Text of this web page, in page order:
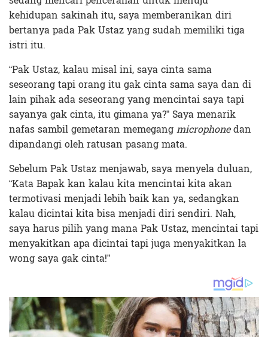
kehidupan sakinah itu, saya memberanikan diri
bertanya pada Pak Ustaz yang sudah memiliki tiga
istri itu.
“Pak Ustaz, kalau misal ini, saya cinta sama
seseorang tapi orang itu gak cinta sama saya dan di
lain pihak ada seseorang yang mencintai saya tapi
sayanya gak cinta, itu gimana ya?” Saya menarik
nafas sambil gemetaran memegangmicrophonedan
dipandangi oleh ratusan pasang mata.
Sebelum Pak Ustaz menjawab, saya menyela duluan,
“Kata Bapak kan kalau kita mencintai kita akan
termotivasi menjadi lebih baik kan ya, sedangkan
kalau dicintai kita bisa menjadi diri sendiri. Nah,
saya harus pilih yang mana Pak Ustaz, mencintai tapi
menyakitkan apa dicintai tapi juga menyakitkan la
wong saya gak cinta!”